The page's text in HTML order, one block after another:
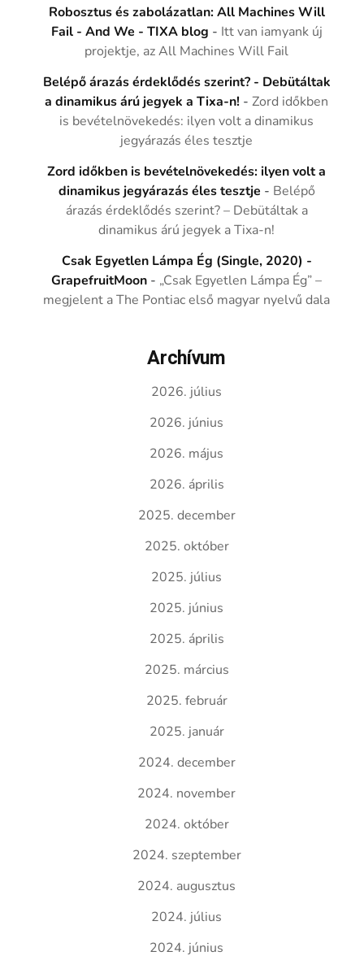
Robosztus és zabolázatlan: All Machines Will
Fail - And We - TIXA blog - Itt van iamyank új
projektje, az All Machines Will Fail
Belépő árazás érdeklődés szerint? - Debütáltak
a dinamikus árú jegyek a Tixa-n! -Zord időkben
is bevételnövekedés: ilyen volt a dinamikus
jegyárazás éles tesztje
Zord időkben is bevételnövekedés: ilyen volt a
dinamikus jegyárazás éles tesztje - Belépő
árazás érdeklődés szerint? – Debütáltak a
dinamikus árú jegyek a Tixa-n!
Csak Egyetlen Lámpa Ég (Single, 2020) -
GrapefruitMoon - „Csak Egyetlen Lámpa Ég” –
megjelent a The Pontiac első magyar nyelvű dala
Archívum
2026. július
2026. június
2026. május
2026. április
2025. december
2025. október
2025. július
2025. június
2025. április
2025. március
2025. február
2025. január
2024. december
2024. november
2024. október
2024. szeptember
2024. augusztus
2024. július
2024. június